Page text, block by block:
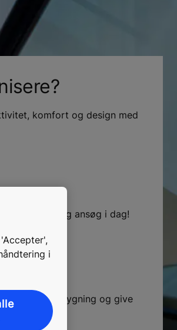
komfort og design med
stillinger og ansøg i dag!
udaf din bygning og give
i